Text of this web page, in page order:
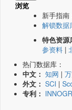
浏览
新手指南
解锁数据
特色资源
参资料 |
热门数据库：
中文： 知网 |
外文： SCI |
专利：